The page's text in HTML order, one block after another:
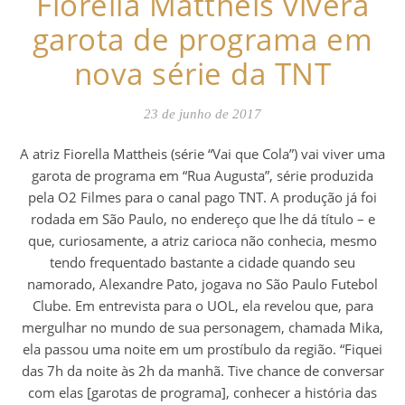
garota de programa em
nova série da TNT
23 de junho de 2017
A atriz Fiorella Mattheis (série “Vai que Cola”) vai viver uma
garota de programa em “Rua Augusta”, série produzida
pela O2 Filmes para o canal pago TNT. A produção já foi
rodada em São Paulo, no endereço que lhe dá título – e
que, curiosamente, a atriz carioca não conhecia, mesmo
tendo frequentado bastante a cidade quando seu
namorado, Alexandre Pato, jogava no São Paulo Futebol
Clube. Em entrevista para o UOL, ela revelou que, para
mergulhar no mundo de sua personagem, chamada Mika,
ela passou uma noite em um prostíbulo da região. “Fiquei
das 7h da noite às 2h da manhã. Tive chance de conversar
com elas [garotas de programa], conhecer a história das